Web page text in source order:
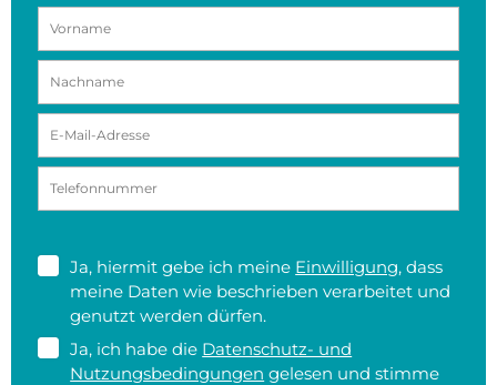
Ja, hiermit gebe ich meine Einwilligung, dass
meine Daten wie beschrieben verarbeitet und
genutzt werden dürfen.
Ja, ich habe die Datenschutz- und
Nutzungsbedingungen gelesen und stimme